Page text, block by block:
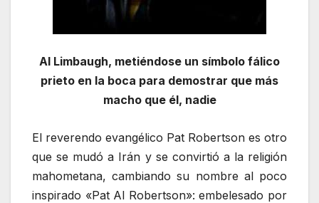
Al Limbaugh, metiéndose un símbolo fálico
prieto en la boca para demostrar que más
macho que él, nadie
El reverendo evangélico Pat Robertson es otro
que se mudó a Irán y se convirtió a la religión
mahometana, cambiando su nombre al poco
inspirado «Pat Al Robertson»: embelesado por